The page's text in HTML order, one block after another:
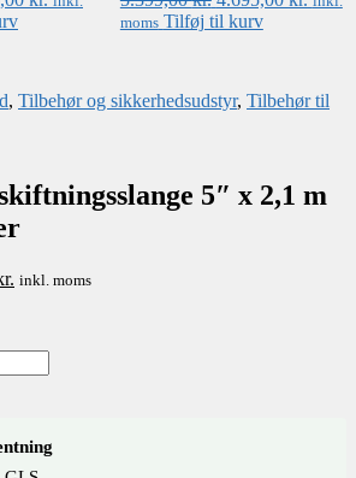
oprindelige
moms Tilføj til kurv
, Tilbehør og sikkerhedsudstyr, Tilbehør til
5″ x 2,1 m
Den
inkl. moms